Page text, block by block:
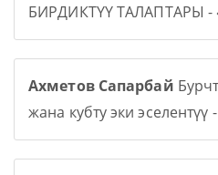
БИРДИКТҮҮ ТАЛАПТАРЫ -
Ахметов Сапарбай
жана кубту эки эселентүү